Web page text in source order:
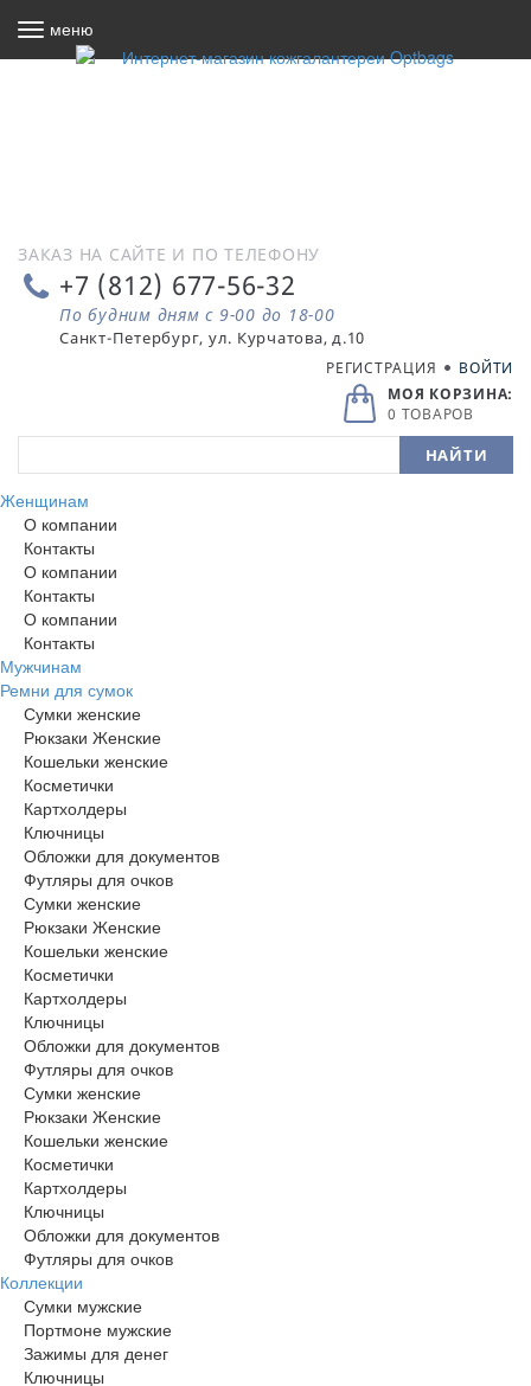
ЗАКАЗ НА САЙТЕ И ПО ТЕЛЕФОНУ
+7 (812) 677-56-32
По будним дням с 9-00 до 18-00
РЕГИСТРАЦИЯ
ВОЙТИ
МОЯ КОРЗИНА:
0 ТОВАРОВ
меню
Женщинам
О компании
Контакты
О компании
Контакты
О компании
Контакты
Мужчинам
Ремни для сумок
Сумки женские
Рюкзаки Женские
Кошельки женские
Косметички
Картхолдеры
Ключницы
Обложки для документов
Футляры для очков
Сумки женские
Рюкзаки Женские
Кошельки женские
Косметички
Картхолдеры
Ключницы
Обложки для документов
Футляры для очков
Сумки женские
Рюкзаки Женские
Кошельки женские
Косметички
Картхолдеры
Ключницы
Обложки для документов
Футляры для очков
Коллекции
Сумки мужские
Портмоне мужские
Зажимы для денег
Ключницы